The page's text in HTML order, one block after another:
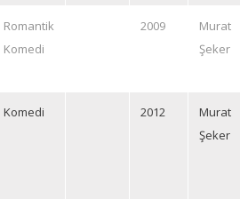
Romantik
Komedi
2009
Murat
Şeker
Komedi 2012
Murat
Şeker